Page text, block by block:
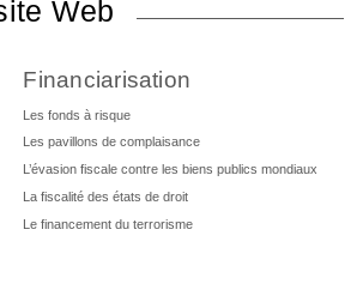
Web
Financiarisation
Les fonds à risque
Les pavillons de complaisance
L’évasion fiscale contre les biens publics mondiaux
La fiscalité des états de droit
Le financement du terrorisme